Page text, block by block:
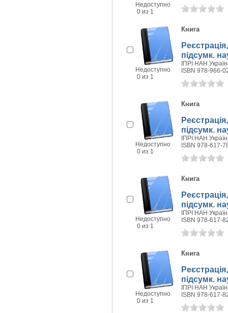
Недоступно
0 из 1
Недоступно
0 из 1
Книга
підсумк.
ІПРІ НАН
ISBN 978-966-
Недоступно
0 из 1
Книга
підсумк.
ІПРІ НАН
ISBN 978-617-
Недоступно
0 из 1
Книга
підсумк.
ІПРІ НАН
ISBN 978-617-
Недоступно
0 из 1
Книга
підсумк.
ІПРІ НАН
ISBN 978-617-